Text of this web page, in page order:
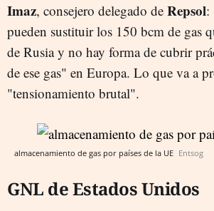
Imaz, consejero delegado de Repsol:
pueden sustituir los 150 bcm de gas
de Rusia y no hay forma de cubrir
de ese gas" en Europa. Lo que va a
"tensionamiento brutal".
almacenamiento de gas por países de la UE Entsog
GNL de Estados Unidos